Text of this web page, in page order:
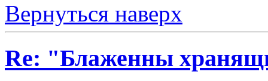
Вернуться наверх
Re: "Блаженны